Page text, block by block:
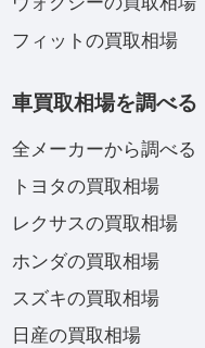
フィットの買取相場
車買取相場を調べる
全メーカーから調べる
トヨタの買取相場
レクサスの買取相場
ホンダの買取相場
スズキの買取相場
日産の買取相場